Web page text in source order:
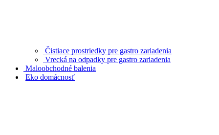
Čistiace prostriedky pre gastro zariadenia
Vrecká na odpadky pre gastro zariadenia
Maloobchodné balenia
Eko domácnosť